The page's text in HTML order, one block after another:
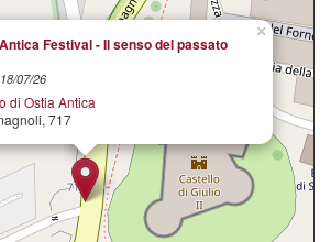
×
Festival - Il senso del passato
07/26
di Ostia Antica
717